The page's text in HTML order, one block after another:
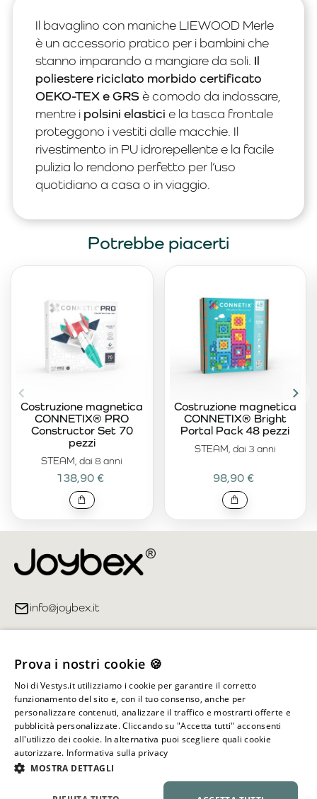
Il bavaglino con maniche LIEWOOD Merle
è un accessorio pratico per i bambini che
stanno imparando a mangiare da soli. Il
poliestere riciclato morbido certificato
OEKO-TEX e GRS è comodo da indossare,
mentre i polsini elastici e la tasca frontale
proteggono i vestiti dalle macchie. Il
rivestimento in PU idrorepellente e la facile
pulizia lo rendono perfetto per l’uso
quotidiano a casa o in viaggio.
Potrebbe piacerti
STEAM, dai 8 anni
Costruzione magnetica
CONNETIX® PRO
Constructor Set 70
pezzi
138,90 €
STEAM, dai 3 anni
Costruzione magnetica
CONNETIX® Bright
Portal Pack 48 pezzi
98,90 €
info@joybex.it
Account
Informazioni sul negozio
Tutti i diritti riservati ©
Prova i nostri cookie 🍪
Noi di Vestys.it utilizziamo i cookie per garantire il corretto
funzionamento del sito e, con il tuo consenso, anche per
personalizzare contenuti, analizzare il traffico e mostrarti offerte e
pubblicità personalizzate. Cliccando su "Accetta tutti" acconsenti
all'utilizzo dei cookie. In alternativa puoi scegliere quali cookie
autorizzare. Informativa sulla privacy
MOSTRA DETTAGLI